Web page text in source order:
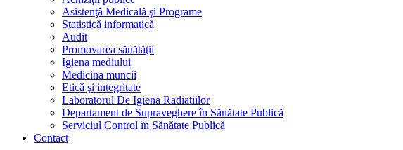
Asistenţă Medicală şi Programe
Statistică informatică
Audit
Promovarea sănătăţii
Igiena mediului
Medicina muncii
Etică şi integritate
Laboratorul De Igiena Radiatiilor
Departament de Supraveghere în Sănătate Publică
Serviciul Control în Sănătate Publică
Contact